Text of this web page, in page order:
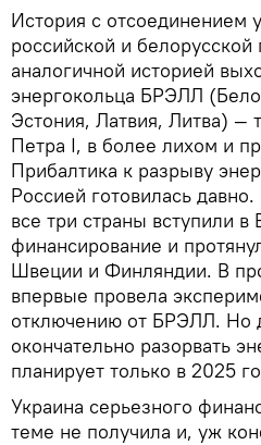
История с отсоединением
российской и белорусской
аналогичной историей
энергокольца БРЭЛЛ
Эстония, Латвия, Литва) —
Петра I, в более лихом и
Прибалтика к разрыву
Россией готовилась
все три страны вступили в
финансирование и
Швеции и Финляндии. В
впервые провела
отключению от БРЭЛЛ. Но
окончательно разорвать
планирует только в 2025
Украина серьезного
теме не получила и, уж